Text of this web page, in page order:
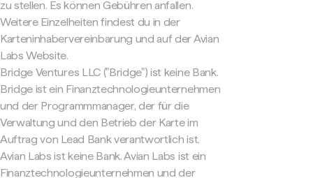
zu stellen. Es können Gebühren anfallen.
Weitere Einzelheiten findest du in der
Karteninhabervereinbarung und auf der Avian
Labs Website.
Bridge Ventures LLC ("Bridge") ist keine Bank.
Bridge ist ein Finanztechnologieunternehmen
und der Programmmanager, der für die
Verwaltung und den Betrieb der Karte im
Auftrag von Lead Bank verantwortlich ist.
Avian Labs ist keine Bank. Avian Labs ist ein
Finanztechnologieunternehmen und der